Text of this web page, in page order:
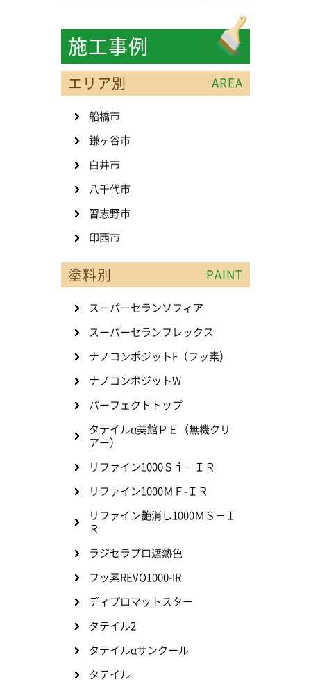
施工事例
エリア別 AREA
船橋市
鎌ヶ谷市
白井市
八千代市
習志野市
印西市
塗料別 PAINT
スーパーセランソフィア
スーパーセランフレックス
ナノコンポジットF（フッ素）
ナノコンポジットW
パーフェクトトップ
タテイルα美館ＰＥ（無機クリ
アー）
リファイン1000Ｓｉ－ＩＲ
リファイン1000ＭＦ-ＩＲ
リファイン艶消し1000ＭＳ－Ｉ
Ｒ
ラジセラプロ遮熱色
フッ素REVO1000-IR
ディプロマットスター
タテイル2
タテイルαサンクール
タテイル